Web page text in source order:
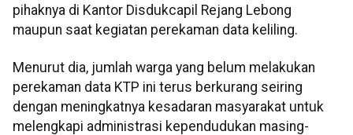
pihaknya di Kantor Disdukcapil Rejang Lebong
maupun saat kegiatan perekaman data keliling.
Menurut dia, jumlah warga yang belum melakukan
perekaman data KTP ini terus berkurang seiring
dengan meningkatnya kesadaran masyarakat untuk
melengkapi administrasi kependudukan masing-